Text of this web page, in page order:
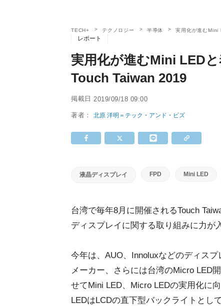
TECH+ テクノロジー 半導体 実用化が進む
レポート
実用化が進むMini LED
Touch Taiwan 2019
掲載日 2019/09/18 09:00
著者：北原 洋明＝テック・アンド・ビズ
液晶ディスプレイ FPD Mini LED
台湾で毎年8月に開催されるTouch
ディスプレイに関する取り組みに力が
今年は、AUO、Innoluxなどのディス
メーカー、さらには台湾のMicro LED
せてMini LED、Micro LEDの実用化に
LEDはLCDの直下型バックライトとし